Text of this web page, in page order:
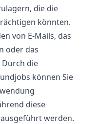
die die
könnten.
von E-Mails, das
oder das
Durch die
können Sie
diese
werden.